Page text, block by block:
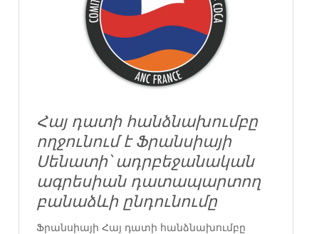
Հայ դատի հանձնախումբը
ողջունում է Ֆրանսիայի
Սենատի՝ ադրբեջանական
ագրեսիան դատապարտող
բանաձևի ընդունումը
Ֆրանսիայի Հայ դատի հանձնախումբը